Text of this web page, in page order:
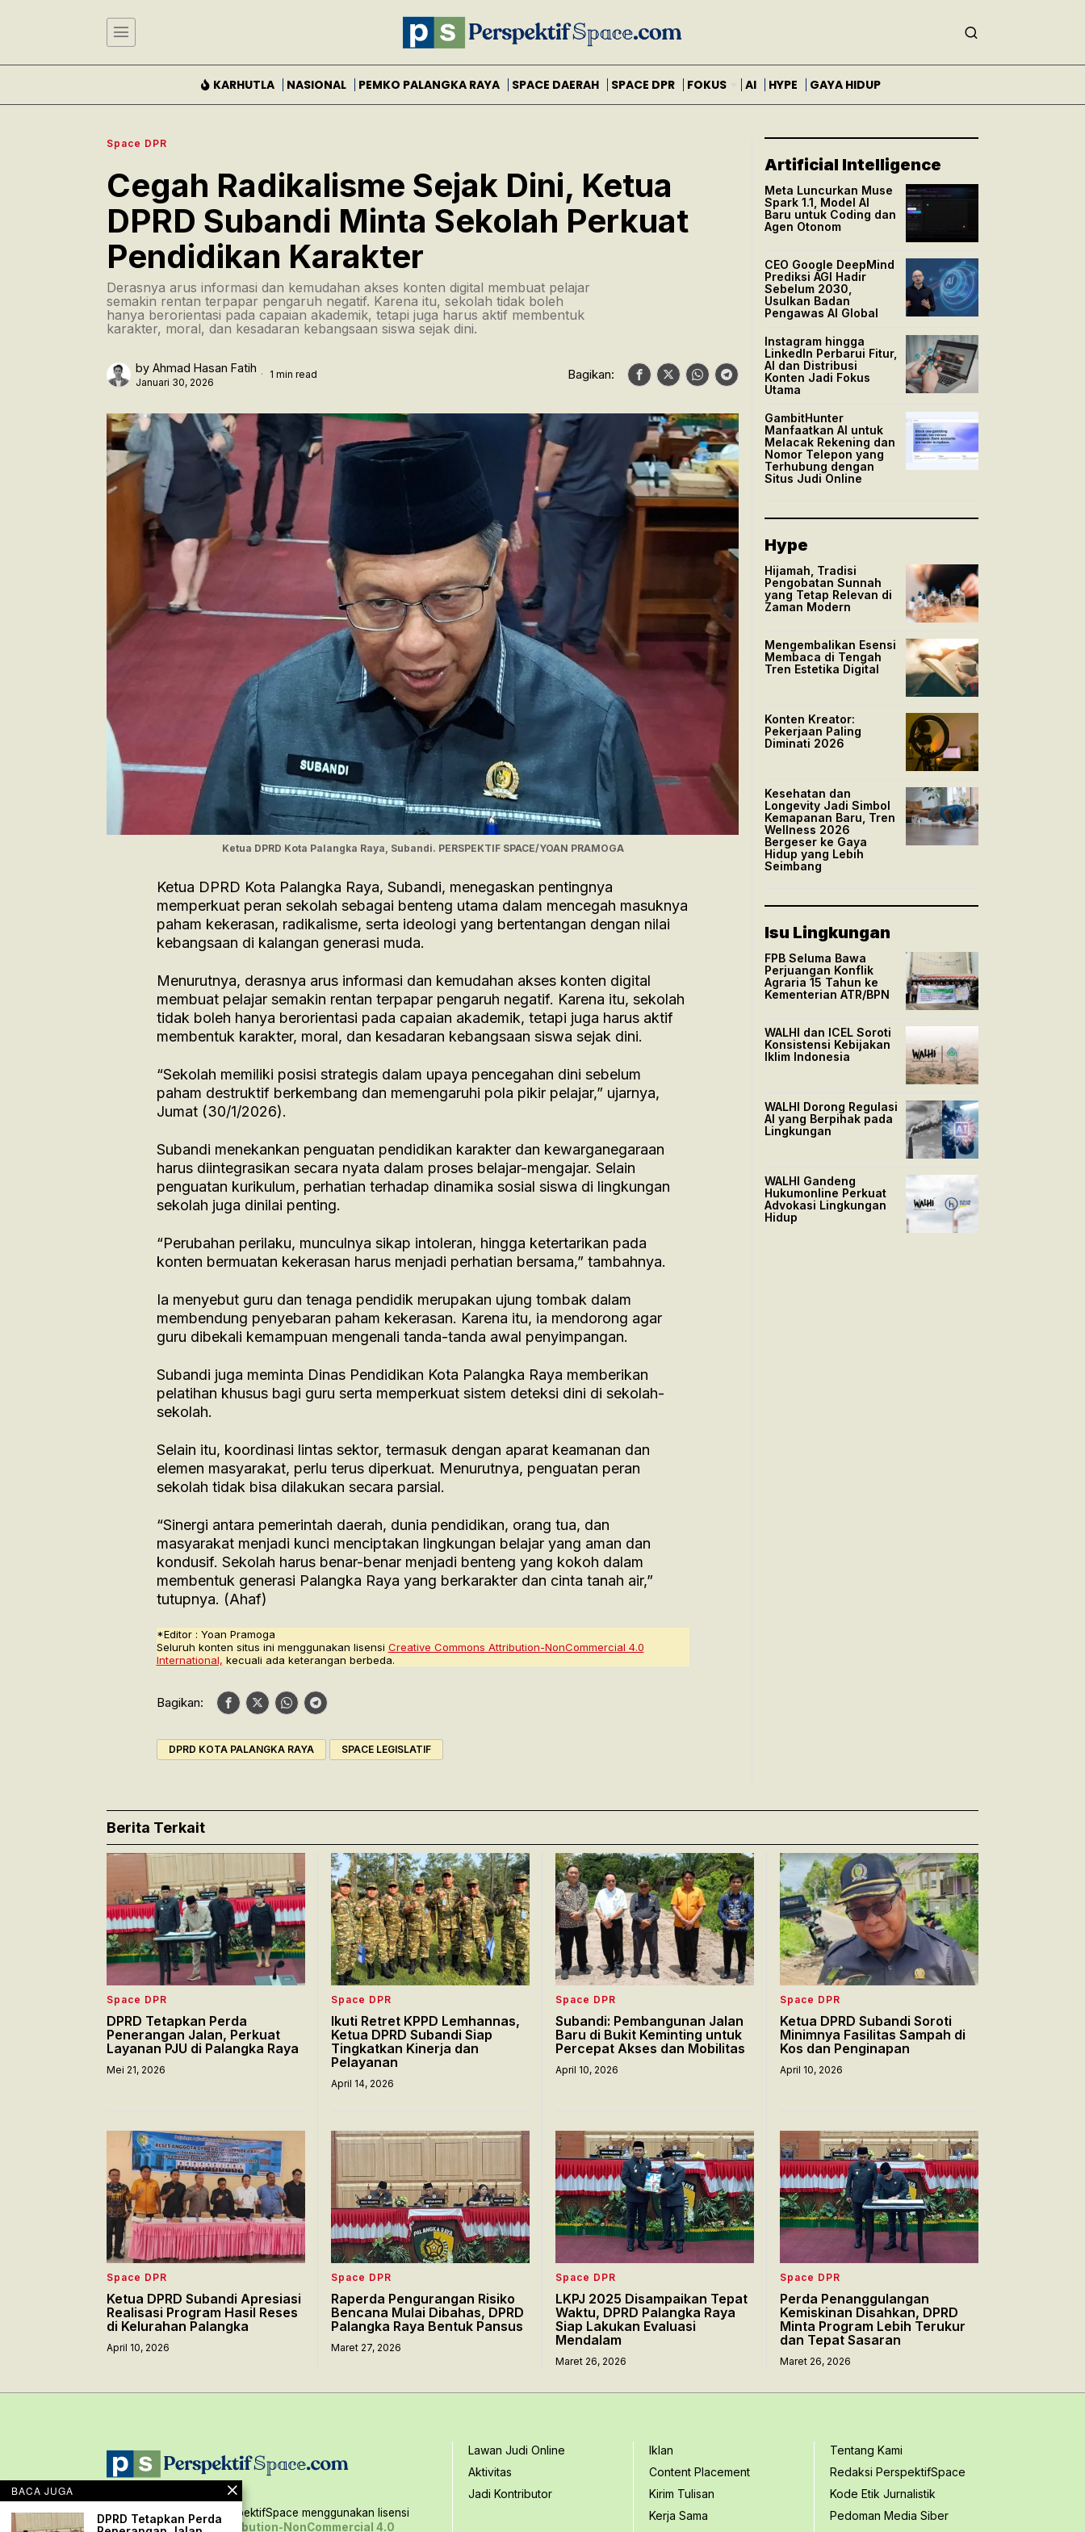
KARHUTLA NASIONAL PEMKO PALANGKA RAYA SPACE DAERAH SPACE DPR FOKUS AI HYPE GAYA HIDUP
Space DPR
Cegah Radikalisme Sejak Dini, Ketua
DPRD Subandi Minta Sekolah Perkuat
Pendidikan Karakter
Derasnya arus informasi dan kemudahan akses konten digital membuat pelajar
semakin rentan terpapar pengaruh negatif. Karena itu, sekolah tidak boleh
hanya berorientasi pada capaian akademik, tetapi juga harus aktif membentuk
karakter, moral, dan kesadaran kebangsaan siswa sejak dini.
by Ahmad Hasan Fatih
Januari 30, 2026
1 min read Bagikan:
Ketua DPRD Kota Palangka Raya, Subandi. PERSPEKTIF SPACE/YOAN PRAMOGA
Ketua DPRD Kota Palangka Raya, Subandi, menegaskan pentingnya
memperkuat peran sekolah sebagai benteng utama dalam mencegah masuknya
paham kekerasan, radikalisme, serta ideologi yang bertentangan dengan nilai
kebangsaan di kalangan generasi muda.
Menurutnya, derasnya arus informasi dan kemudahan akses konten digital
membuat pelajar semakin rentan terpapar pengaruh negatif. Karena itu, sekolah
tidak boleh hanya berorientasi pada capaian akademik, tetapi juga harus aktif
membentuk karakter, moral, dan kesadaran kebangsaan siswa sejak dini.
“Sekolah memiliki posisi strategis dalam upaya pencegahan dini sebelum
paham destruktif berkembang dan memengaruhi pola pikir pelajar,” ujarnya,
Jumat (30/1/2026).
Subandi menekankan penguatan pendidikan karakter dan kewarganegaraan
harus diintegrasikan secara nyata dalam proses belajar-mengajar. Selain
penguatan kurikulum, perhatian terhadap dinamika sosial siswa di lingkungan
sekolah juga dinilai penting.
“Perubahan perilaku, munculnya sikap intoleran, hingga ketertarikan pada
konten bermuatan kekerasan harus menjadi perhatian bersama,” tambahnya.
Ia menyebut guru dan tenaga pendidik merupakan ujung tombak dalam
membendung penyebaran paham kekerasan. Karena itu, ia mendorong agar
guru dibekali kemampuan mengenali tanda-tanda awal penyimpangan.
Subandi juga meminta Dinas Pendidikan Kota Palangka Raya memberikan
pelatihan khusus bagi guru serta memperkuat sistem deteksi dini di sekolah-
sekolah.
Selain itu, koordinasi lintas sektor, termasuk dengan aparat keamanan dan
elemen masyarakat, perlu terus diperkuat. Menurutnya, penguatan peran
sekolah tidak bisa dilakukan secara parsial.
“Sinergi antara pemerintah daerah, dunia pendidikan, orang tua, dan
masyarakat menjadi kunci menciptakan lingkungan belajar yang aman dan
kondusif. Sekolah harus benar-benar menjadi benteng yang kokoh dalam
membentuk generasi Palangka Raya yang berkarakter dan cinta tanah air,”
tutupnya. (Ahaf)
*Editor : Yoan Pramoga
Seluruh konten situs ini menggunakan lisensi Creative Commons Attribution-NonCommercial 4.0
International, kecuali ada keterangan berbeda.
Bagikan:
DPRD KOTA PALANGKA RAYA SPACE LEGISLATIF
Artificial Intelligence
Meta Luncurkan Muse
Spark 1.1, Model AI
Baru untuk Coding dan
Agen Otonom
CEO Google DeepMind
Prediksi AGI Hadir
Sebelum 2030,
Usulkan Badan
Pengawas AI Global
Instagram hingga
LinkedIn Perbarui Fitur,
AI dan Distribusi
Konten Jadi Fokus
Utama
GambitHunter
Manfaatkan AI untuk
Melacak Rekening dan
Nomor Telepon yang
Terhubung dengan
Situs Judi Online
Hype
Hijamah, Tradisi
Pengobatan Sunnah
yang Tetap Relevan di
Zaman Modern
Mengembalikan Esensi
Membaca di Tengah
Tren Estetika Digital
Konten Kreator:
Pekerjaan Paling
Diminati 2026
Kesehatan dan
Longevity Jadi Simbol
Kemapanan Baru, Tren
Wellness 2026
Bergeser ke Gaya
Hidup yang Lebih
Seimbang
Isu Lingkungan
FPB Seluma Bawa
Perjuangan Konflik
Agraria 15 Tahun ke
Kementerian ATR/BPN
WALHI dan ICEL Soroti
Konsistensi Kebijakan
Iklim Indonesia
WALHI Dorong Regulasi
AI yang Berpihak pada
Lingkungan
WALHI Gandeng
Hukumonline Perkuat
Advokasi Lingkungan
Hidup
Berita Terkait
Space DPR
DPRD Tetapkan Perda
Penerangan Jalan, Perkuat
Layanan PJU di Palangka Raya
Mei 21, 2026
Space DPR
Ikuti Retret KPPD Lemhannas,
Ketua DPRD Subandi Siap
Tingkatkan Kinerja dan
Pelayanan
April 14, 2026
Space DPR
Subandi: Pembangunan Jalan
Baru di Bukit Keminting untuk
Percepat Akses dan Mobilitas
April 10, 2026
Space DPR
Ketua DPRD Subandi Soroti
Minimnya Fasilitas Sampah di
Kos dan Penginapan
April 10, 2026
Space DPR
Ketua DPRD Subandi Apresiasi
Realisasi Program Hasil Reses
di Kelurahan Palangka
April 10, 2026
Space DPR
Raperda Pengurangan Risiko
Bencana Mulai Dibahas, DPRD
Palangka Raya Bentuk Pansus
Maret 27, 2026
Space DPR
LKPJ 2025 Disampaikan Tepat
Waktu, DPRD Palangka Raya
Siap Lakukan Evaluasi
Mendalam
Maret 26, 2026
Space DPR
Perda Penanggulangan
Kemiskinan Disahkan, DPRD
Minta Program Lebih Terukur
dan Tepat Sasaran
Maret 26, 2026
Seluruh konten situs PerspektifSpace menggunakan lisensi
Creative Commons Attribution-NonCommercial 4.0
Lawan Judi Online
Aktivitas
Jadi Kontributor
Iklan
Content Placement
Kirim Tulisan
Kerja Sama
Tentang Kami
Redaksi PerspektifSpace
Kode Etik Jurnalistik
Pedoman Media Siber
BACA JUGA
DPRD Tetapkan Perda